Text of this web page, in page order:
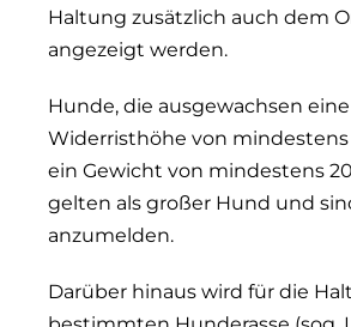
Haltung zusätzlich auch dem
angezeigt werden.
Hunde, die ausgewachsen eine
Widerristhöhe von
ein Gewicht von mindestens
gelten als großer Hund und
anzumelden.
Darüber hinaus wird für die